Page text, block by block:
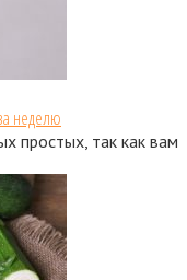
неделю
простых, так как вам